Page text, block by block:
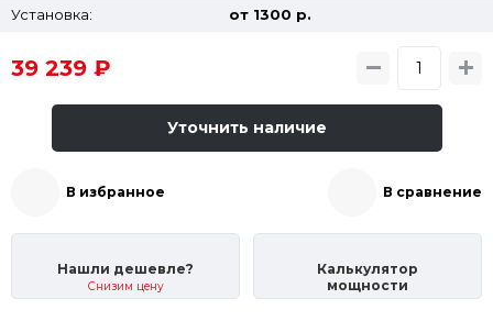
Установка:
от 1300 p.
39 239 ₽
Уточнить наличие
В избранное В сравнение
Нашли дешевле?
Снизим цену
Калькулятор
мощности